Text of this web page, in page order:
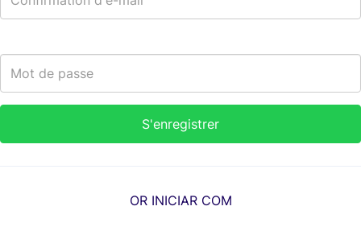
OR INICIAR COM